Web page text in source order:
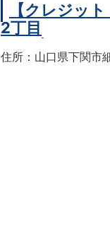
【クレジッ
2丁目
住所：山口県下関市